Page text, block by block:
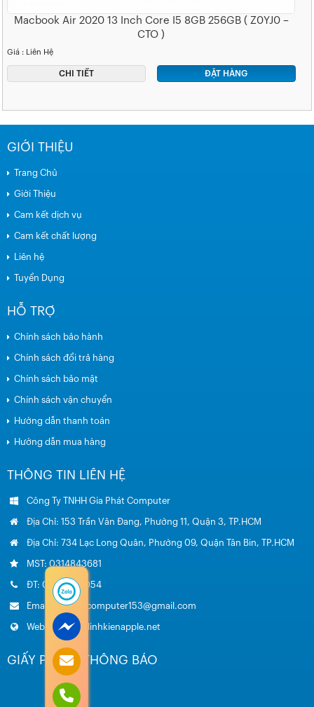
Macbook Air 2020 13 Inch Core I5 8GB 256GB ( Z0YJ0 –
CTO )
Giá : Liên Hệ
CHI TIẾT ĐẶT HÀNG
GIỚI THIỆU
Trang Chủ
Giới Thiệu
Cam kết dịch vụ
Cam kết chất lượng
Liên hệ
Tuyển Dụng
HỖ TRỢ
Chính sách bảo hành
Chính sách đổi trả hàng
Chính sách bảo mật
Chính sách vận chuyển
Hướng dẫn thanh toán
Hướng dẫn mua hàng
THÔNG TIN LIÊN HỆ
Công Ty TNHH Gia Phát Computer
Địa Chỉ: 153 Trần Văn Đang, Phường 11, Quận 3, TP.HCM
Địa Chỉ: 734 Lạc Long Quân, Phường 09, Quận Tân Bin, TP.HCM
MST: 0314843681
ĐT: 0985.051.054
Email: giaphatcomputer153@gmail.com
Website: www.linhkienapple.net
GIẤY PHÉP – THÔNG BÁO